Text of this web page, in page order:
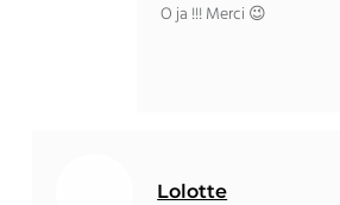
O ja !!! Merci 😉
Lolotte